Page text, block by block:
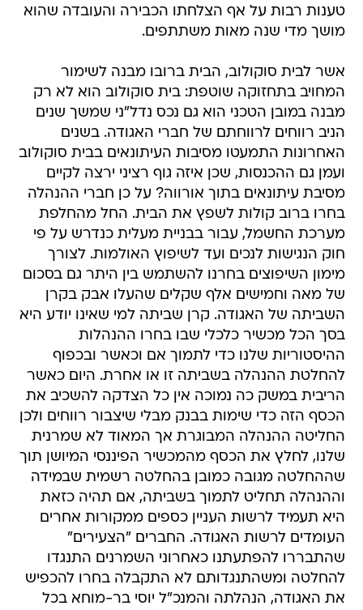
טענות רבות על אף הצלחתו הכבירה והעובדה שהוא
מושך מדי שנה מאות משתתפים.
אשר לבית סוקולוב, הבית ברובו מבנה לשימור
המחויב בתחזוקה שוטפת: בית סוקולוב הוא לא רק
מבנה במובן הטכני הוא גם נכס נדל"ני שמשך שנים
הניב רווחים לרווחתם של חברי האגודה. בשנים
האחרונות התמעטו מסיבות העיתונאים בבית סוקולוב
ועמן גם ההכנסות, שכן איזה גוף רציני ירצה לקיים
מסיבת עיתונאים בתוך אורווה? על כן חברי ההנהלה
בחרו ברוב קולות לשפץ את הבית. החל מהחלפת
מערכת החשמל, עבור בבניית מעלית כנדרש על פי
חוק הנגישות לנכים ועד לשיפוץ האולמות. לצורך
מימון השיפוצים בחרנו להשתמש בין היתר גם בסכום
של מאה וחמישים אלף שקלים שהעלו אבק בקרן
השביתה של האגודה. קרן שביתה למי שאינו יודע היא
בסך הכל מכשיר כלכלי שבו בחרו ההנהלות
ההיסטוריות שלנו כדי לתמוך אם וכאשר ובכפוף
להחלטת ההנהלה בשביתה זו או אחרת. היום כאשר
הריבית במשק כה נמוכה אין כל הצדקה להשכיב את
הכסף הזה כדי שימות בבנק מבלי שיצבור רווחים ולכן
החליטה ההנהלה המבוגרת אך המאוד לא שמרנית
שלנו, לחלץ את הכסף מהמכשיר הפיננסי המיושן תוך
שההחלטה מגובה כמובן בהחלטה רשמית שבמידה
וההנהלה תחליט לתמוך בשביתה, אם תהיה כזאת
היא תעמיד לרשות העניין כספים ממקורות אחרים
העומדים לרשות האגודה. החברים "הצעירים"
שהתבררו להפתעתנו כאחרוני השמרנים התנגדו
להחלטה ומשהתנגדותם לא התקבלה בחרו להכפיש
את האגודה, הנהלתה והמנכ"ל יוסי בר-מוחא בכל